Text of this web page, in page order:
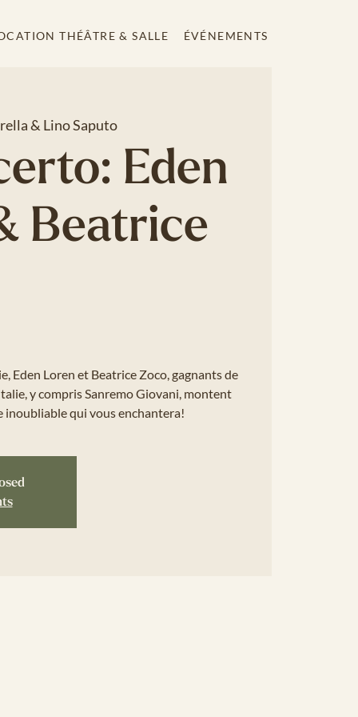
THÉÂTRE & SALLE ÉVÉNEMENTS
& Lino Saputo
Eden
Beatrice
Eden Loren et Beatrice Zoco, gagnants de
y compris Sanremo Giovani, montent
inoubliable qui vous enchantera!